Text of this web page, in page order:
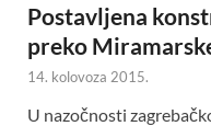
Postavljena
preko
14. kolovoza 2015.
U nazočnosti